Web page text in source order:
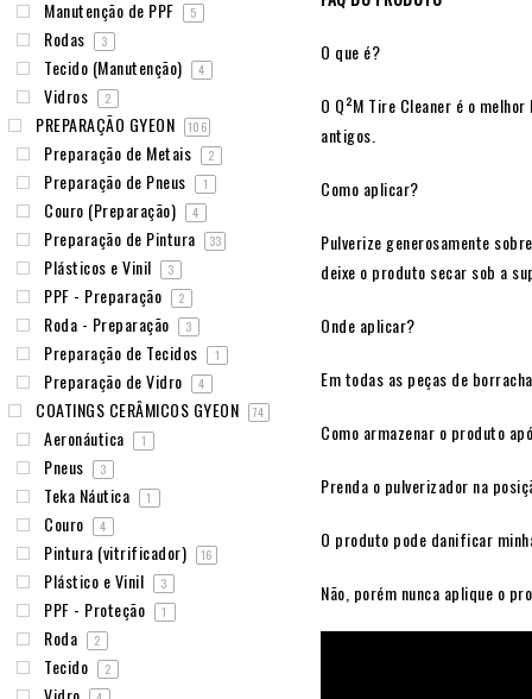
O que é?
O Q²M Tire Cleaner é o
antigos.
Como aplicar?
Pulverize generosamente
deixe o produto secar sob a
Onde aplicar?
Em todas as peças de
Como armazenar o produto
Prenda o pulverizador na
O produto pode danificar
Não, porém nunca aplique o
Manutenção de PPF 5
Rodas 3
Tecido (Manutenção) 4
Vidros 2
PREPARAÇÃO GYEON 106
Preparação de Metais 2
Preparação de Pneus 1
Couro (Preparação) 4
Preparação de Pintura 33
Plásticos e Vinil 3
PPF - Preparação 2
Roda - Preparação 3
Preparação de Tecidos 1
Preparação de Vidro 4
COATINGS CERÂMICOS GYEON 74
Aeronáutica 1
Pneus 3
Teka Náutica 1
Couro 4
Pintura (vitrificador) 16
Plástico e Vinil 3
PPF - Proteção 1
Roda 2
Tecido 2